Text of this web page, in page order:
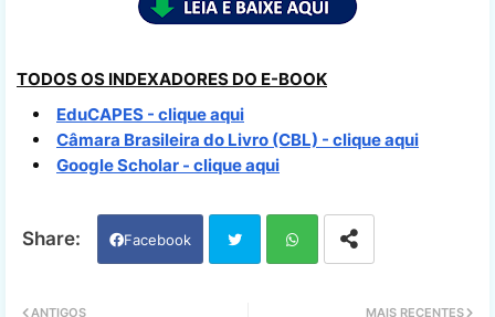
TODOS OS INDEXADORES DO E-BOOK
EduCAPES - clique aqui
Câmara Brasileira do Livro (CBL) - clique aqui
Google Scholar - clique aqui
Facebook
MAIS RECENTES
ANTIGOS